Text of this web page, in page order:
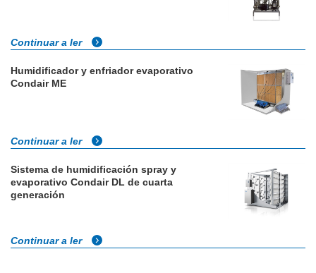
Continuar a ler
Humidificador y enfriador evaporativo
Condair ME
Continuar a ler
Sistema de humidificación spray y
evaporativo Condair DL de cuarta
generación
Continuar a ler